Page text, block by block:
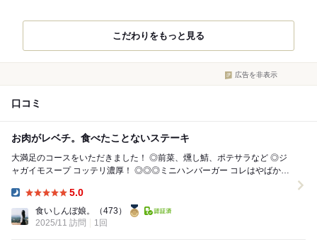
こだわりをもっと見る
広告を非表示
口コミ
お肉がレベチ。食べたことないステーキ
大満足のコースをいただきました！ ◎前菜、燻し鯖、ポテサラなど ◎ジ
ャガイモスープ コッテリ濃厚！ ◎◎◎ミニハンバーガー コレはやばかっ
5.0
食いしんぼ娘。
（473）
2025/11 訪問
1回